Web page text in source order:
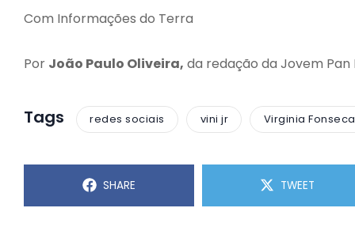
Com Informações do Terra
Por João Paulo Oliveira, da redação da Jovem Pan
Tags redes sociais vini jr Virginia Fonseca
SHARE TWEET